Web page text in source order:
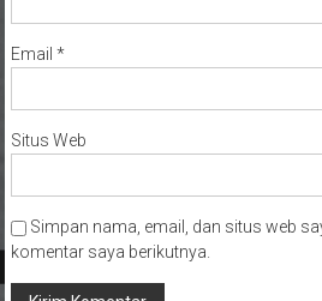
Email *
Situs Web
Simpan nama, email, dan situs web
komentar saya berikutnya.